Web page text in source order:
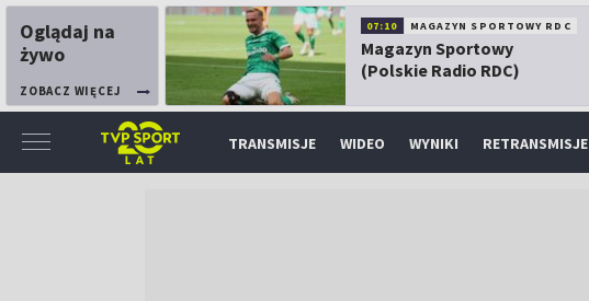
Oglądaj na
żywo
ZOBACZ WIĘCEJ
07:10 MAGAZYN SPORTOWY RDC
Magazyn Sportowy
(Polskie Radio RDC)
TRANSMISJE WIDEO WYNIKI RETRANSMISJE